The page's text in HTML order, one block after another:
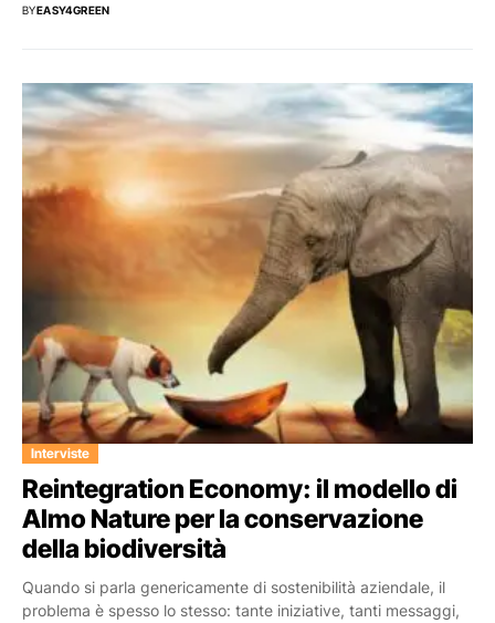
BYEASY4GREEN
Interviste
Reintegration Economy: il modello di
Almo Nature per la conservazione
della biodiversità
Quando si parla genericamente di sostenibilità aziendale, il
problema è spesso lo stesso: tante iniziative, tanti messaggi,